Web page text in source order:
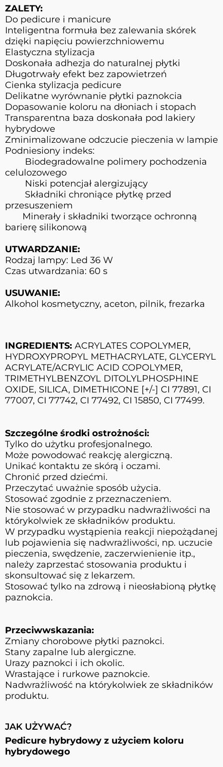
ZALETY:
Do pedicure i manicure
Inteligentna formuła bez zalewania skórek
dzięki napięciu powierzchniowemu
Elastyczna stylizacja
Doskonała adhezja do naturalnej płytki
Długotrwały efekt bez zapowietrzeń
Cienka stylizacja pedicure
Delikatne wyrównanie płytki paznokcia
Dopasowanie koloru na dłoniach i stopach
Transparentna baza doskonała pod lakiery
hybrydowe
Zminimalizowane odczucie pieczenia w lampie
Podniesiony indeks:
Biodegradowalne polimery pochodzenia
celulozowego
Niski potencjał alergizujący
Składniki chroniące płytkę przed
przesuszeniem
Minerały i składniki tworzące ochronną
barierę silikonową
UTWARDZANIE:
Rodzaj lampy: Led 36 W
Czas utwardzania: 60 s
USUWANIE:
Alkohol kosmetyczny, aceton, pilnik, frezarka
INGREDIENTS: ACRYLATES COPOLYMER,
HYDROXYPROPYL METHACRYLATE, GLYCERYL
ACRYLATE/ACRYLIC ACID COPOLYMER,
TRIMETHYLBENZOYL DITOLYLPHOSPHINE
OXIDE, SILICA, DIMETHICONE [+/-] CI 77891, CI
77007, CI 77742, CI 77492, CI 15850, CI 77499.
Szczególne środki ostrożności:
Tylko do użytku profesjonalnego.
Może powodować reakcję alergiczną.
Unikać kontaktu ze skórą i oczami.
Chronić przed dziećmi.
Przeczytać uważnie sposób użycia.
Stosować zgodnie z przeznaczeniem.
Nie stosować w przypadku nadwrażliwości na
którykolwiek ze składników produktu.
W przypadku wystąpienia reakcji niepożądanej
lub pojawienia się nadwrażliwości, np. uczucie
pieczenia, swędzenie, zaczerwienienie itp.,
należy zaprzestać stosowania produktu i
skonsultować się z lekarzem.
Stosować tylko na zdrową i nieosłabioną płytkę
paznokcia.
Przeciwwskazania:
Zmiany chorobowe płytki paznokci.
Stany zapalne lub alergiczne.
Urazy paznokci i ich okolic.
Wrastające i rurkowe paznokcie.
Nadwrażliwość na którykolwiek ze składników
produktu.
JAK UŻYWAĆ?
Pedicure hybrydowy z użyciem koloru
hybrydowego